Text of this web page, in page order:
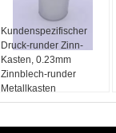
Kundenspezifischer
Druck-runder Zinn-
Kasten, 0.23mm
Zinnblech-runder
Metallkasten